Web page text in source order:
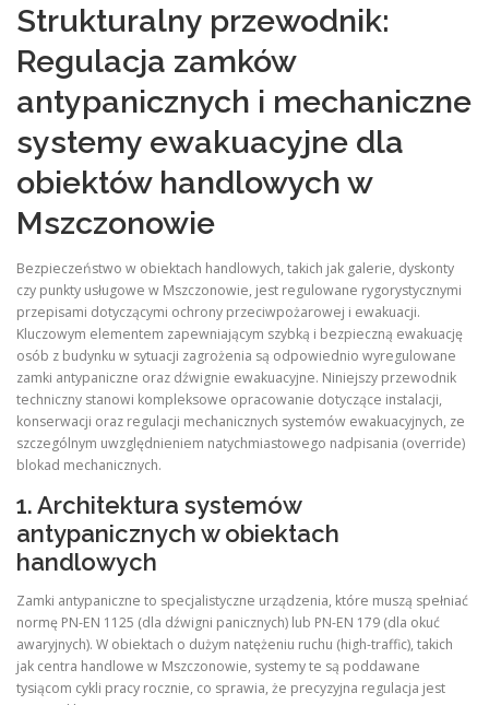
Strukturalny przewodnik:
Regulacja zamków
antypanicznych i mechaniczne
systemy ewakuacyjne dla
obiektów handlowych w
Mszczonowie
Bezpieczeństwo w obiektach handlowych, takich jak galerie, dyskonty
czy punkty usługowe w Mszczonowie, jest regulowane rygorystycznymi
przepisami dotyczącymi ochrony przeciwpożarowej i ewakuacji.
Kluczowym elementem zapewniającym szybką i bezpieczną ewakuację
osób z budynku w sytuacji zagrożenia są odpowiednio wyregulowane
zamki antypaniczne oraz dźwignie ewakuacyjne. Niniejszy przewodnik
techniczny stanowi kompleksowe opracowanie dotyczące instalacji,
konserwacji oraz regulacji mechanicznych systemów ewakuacyjnych, ze
szczególnym uwzględnieniem natychmiastowego nadpisania (override)
blokad mechanicznych.
1. Architektura systemów
antypanicznych w obiektach
handlowych
Zamki antypaniczne to specjalistyczne urządzenia, które muszą spełniać
normę PN-EN 1125 (dla dźwigni panicznych) lub PN-EN 179 (dla okuć
awaryjnych). W obiektach o dużym natężeniu ruchu (high-traffic), takich
jak centra handlowe w Mszczonowie, systemy te są poddawane
tysiącom cykli pracy rocznie, co sprawia, że precyzyjna regulacja jest